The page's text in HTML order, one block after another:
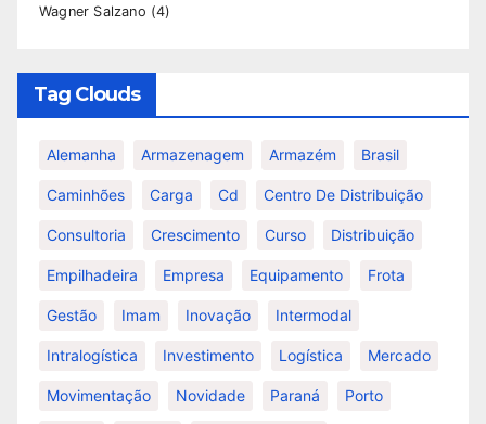
Wagner Salzano (4)
Tag Clouds
Alemanha Armazenagem Armazém Brasil
Caminhões Carga Cd Centro De Distribuição
Consultoria Crescimento Curso Distribuição
Empilhadeira Empresa Equipamento Frota
Gestão Imam Inovação Intermodal
Intralogística Investimento Logística Mercado
Movimentação Novidade Paraná Porto